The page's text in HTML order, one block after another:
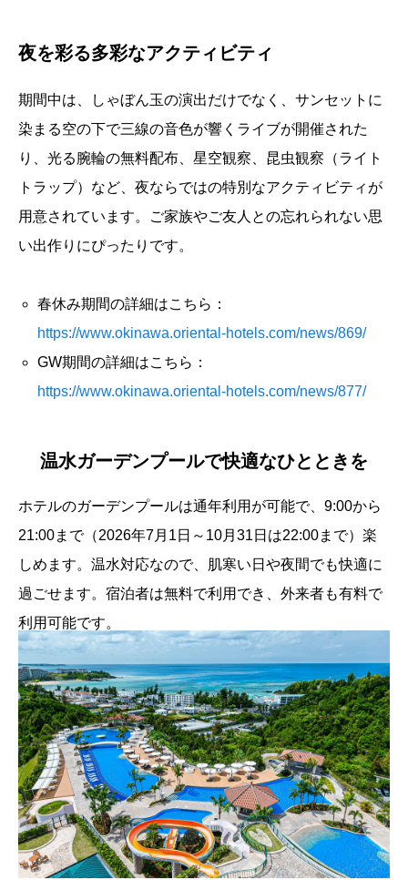
夜を彩る多彩なアクティビティ
期間中は、しゃぼん玉の演出だけでなく、サンセットに
染まる空の下で三線の音色が響くライブが開催された
り、光る腕輪の無料配布、星空観察、昆虫観察（ライト
トラップ）など、夜ならではの特別なアクティビティが
用意されています。ご家族やご友人との忘れられない思
い出作りにぴったりです。
春休み期間の詳細はこちら：
https://www.okinawa.oriental-hotels.com/news/869/
GW期間の詳細はこちら：
https://www.okinawa.oriental-hotels.com/news/877/
温水ガーデンプールで快適なひとときを
ホテルのガーデンプールは通年利用が可能で、9:00から
21:00まで（2026年7月1日～10月31日は22:00まで）楽
しめます。温水対応なので、肌寒い日や夜間でも快適に
過ごせます。宿泊者は無料で利用でき、外来者も有料で
利用可能です。